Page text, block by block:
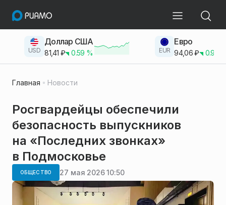
USD
Доллар США
81,41 ₽ 0.59 % EUR
Евро
94,06₽ 0.93
Главная Новости
Росгвардейцы обеспечили
безопасность выпускников
на «Последних звонках»
в Подмосковье
ОБЩЕСТВО 27 мая 2026 10:50